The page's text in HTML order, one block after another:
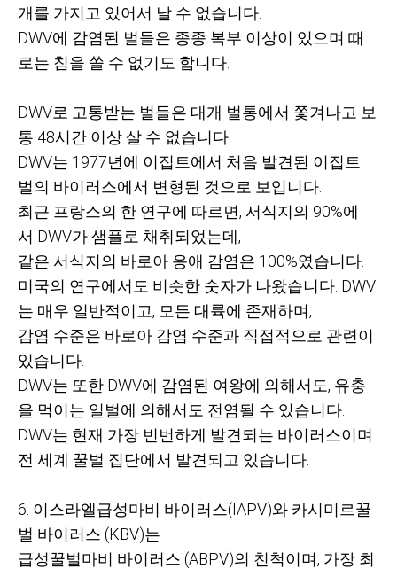
개를 가지고 있어서 날 수 없습니다
DWV에 감염된 벌들은 종종 복부 이상이 있으며 때
로는 침을 쏠 수 없기도 합니다
DWV로 고통받는 벌들은 대개 벌통에서 쫓겨나고 보
통 48시간 이상 살 수 없습니다
DWV는 1977년에 이집트에서 처음 발견된 이집트
벌의 바이러스에서 변형된 것으로 보입니다
최근 프랑스의 한 연구에 따르면, 서식지의 90%에
서 DWV가 샘플로 채취되었는데,
같은 서식지의 바로아 응애 감염은 100%였습니다
미국의 연구에서도 비슷한 숫자가 나왔습니다 . DWV
는 매우 일반적이고, 모든 대륙에 존재하며,
감염 수준은 바로아 감염 수준과 직접적으로 관련이
있습니다
DWV는 또한 DWV에 감염된 여왕에 의해서도, 유충
을 먹이는 일벌에 의해서도 전염될 수 있습니다
DWV는 현재 가장 빈번하게 발견되는 바이러스이며
전 세계 꿀벌 집단에서 발견되고 있습니다
6. 이스라엘급성마비 바이러스(IAPV)와 카시미르꿀
벌 바이러스 (KBV)는
급성꿀벌마비 바이러스 (ABPV)의 친척이며, 가장 최